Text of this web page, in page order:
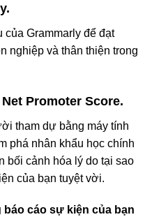
Grammarly để đạt
nghiệp và thân thiện trong
Promoter Score.
tham dự bằng máy tính
phá nhân khẩu học chính
bối cảnh hóa lý do tại sao
của bạn tuyệt vời.
cáo sự kiện của bạn